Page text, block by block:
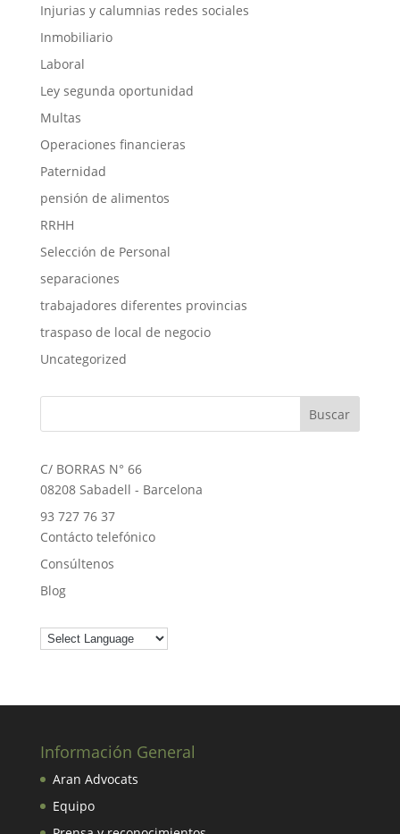
Injurias y calumnias redes sociales
Inmobiliario
Laboral
Ley segunda oportunidad
Multas
Operaciones financieras
Paternidad
pensión de alimentos
RRHH
Selección de Personal
separaciones
trabajadores diferentes provincias
traspaso de local de negocio
Uncategorized
C/ BORRAS N° 66
08208 Sabadell - Barcelona
93 727 76 37
Contácto telefónico
Consúltenos
Blog
Información General
Aran Advocats
Equipo